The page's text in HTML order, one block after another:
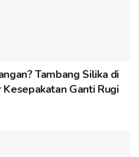
Tambang Silika di
Ganti Rugi